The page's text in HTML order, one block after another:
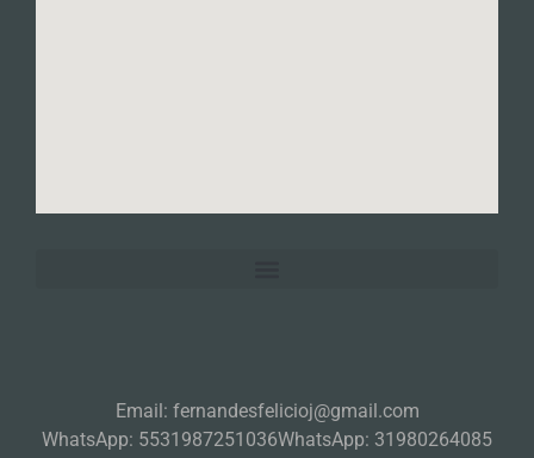
Email: fernandesfelicioj@gmail.com
WhatsApp: 5531987251036WhatsApp: 31980264085